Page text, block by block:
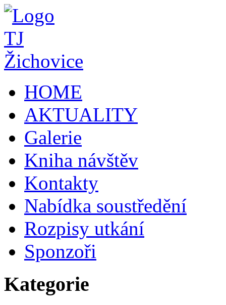
HOME
AKTUALITY
Galerie
Kniha návštěv
Kontakty
Nabídka soustředění
Rozpisy utkání
Sponzoři
Kategorie